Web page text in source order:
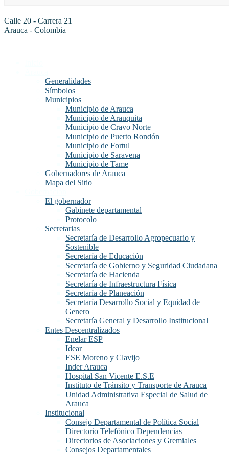
Calle 20 - Carrera 21
Arauca - Colombia
Generalidades
Símbolos
Municipios
Municipio de Arauca
Municipio de Arauquita
Municipio de Cravo Norte
Municipio de Puerto Rondón
Municipio de Fortul
Municipio de Saravena
Municipio de Tame
Gobernadores de Arauca
Mapa del Sitio
El gobernador
Gabinete departamental
Protocolo
Secretarias
Secretaría de Desarrollo Agropecuario y
Sostenible
Secretaría de Educación
Secretaría de Gobierno y Seguridad Ciudadana
Secretaría de Hacienda
Secretaría de Infraestructura Física
Secretaría de Planeación
Secretaría Desarrollo Social y Equidad de
Genero
Secretaría General y Desarrollo Institucional
Entes Descentralizados
Enelar ESP
Idear
ESE Moreno y Clavijo
Inder Arauca
Hospital San Vicente E.S.E
Instituto de Tránsito y Transporte de Arauca
Unidad Administrativa Especial de Salud de
Arauca
Institucional
Consejo Departamental de Política Social
Directorio Telefónico Dependencias
Directorios de Asociaciones y Gremiales
Consejos Departamentales